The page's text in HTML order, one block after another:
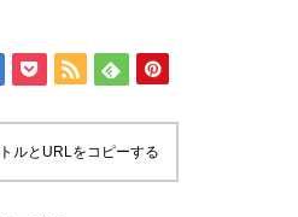
ルとURLをコピーする